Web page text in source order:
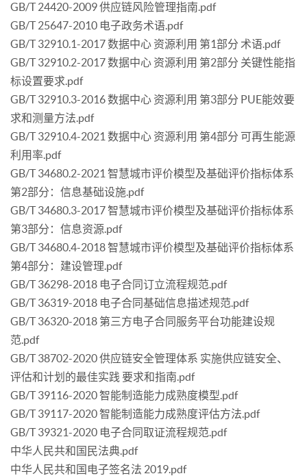
GB/T 24420-2009 供应链风险管理指南.pdf
GB/T 25647-2010 电子政务术语.pdf
GB/T 32910.1-2017 数据中心 资源利用 第1部分 术语.pdf
GB/T 32910.2-2017 数据中心 资源利用 第2部分 关键性能指
标设置要求.pdf
GB/T 32910.3-2016 数据中心 资源利用 第3部分 PUE能效要
求和测量方法.pdf
GB/T 32910.4-2021 数据中心 资源利用 第4部分 可再生能源
利用率.pdf
GB/T 34680.2-2021 智慧城市评价模型及基础评价指标体系
第2部分：信息基础设施.pdf
GB/T 34680.3-2017 智慧城市评价模型及基础评价指标体系
第3部分：信息资源.pdf
GB/T 34680.4-2018 智慧城市评价模型及基础评价指标体系
第4部分：建设管理.pdf
GB/T 36298-2018 电子合同订立流程规范.pdf
GB/T 36319-2018 电子合同基础信息描述规范.pdf
GB/T 36320-2018 第三方电子合同服务平台功能建设规
范.pdf
GB/T 38702-2020 供应链安全管理体系 实施供应链安全、
评估和计划的最佳实践 要求和指南.pdf
GB/T 39116-2020 智能制造能力成熟度模型.pdf
GB/T 39117-2020 智能制造能力成熟度评估方法.pdf
GB/T 39321-2020 电子合同取证流程规范.pdf
中华人民共和国民法典.pdf
中华人民共和国电子签名法 2019.pdf